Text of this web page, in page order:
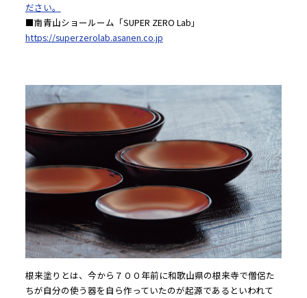
ださい。
■南青山ショールーム「SUPER ZERO Lab」
https://superzerolab.asanen.co.jp
根来塗りとは、今から７００年前に和歌山県の根来寺で僧侶た
ちが自分の使う器を自ら作っていたのが起源であるといわれて